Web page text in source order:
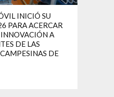
INICIÓ SU
PARA ACERCAR
A
DE LAS
DE